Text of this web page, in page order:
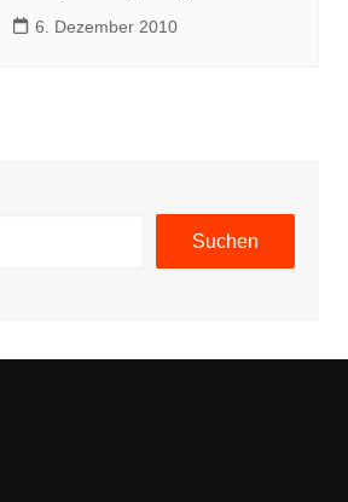
6. Dezember 2010
Suchen